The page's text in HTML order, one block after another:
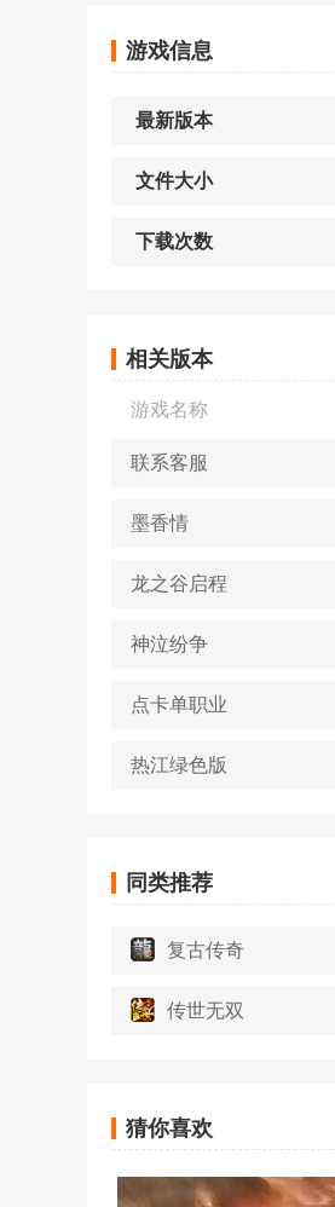
游戏信息
最新版本
文件大小
下载次数
相关版本
游戏名称
联系客服
墨香情
龙之谷启程
神泣纷争
点卡单职业
热江绿色版
同类推荐
复古传奇
传世无双
猜你喜欢